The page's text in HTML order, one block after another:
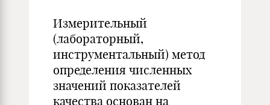
Измерительный
(лабораторный,
инструментальный) метод
определения численных
значений показателей
качества основан на